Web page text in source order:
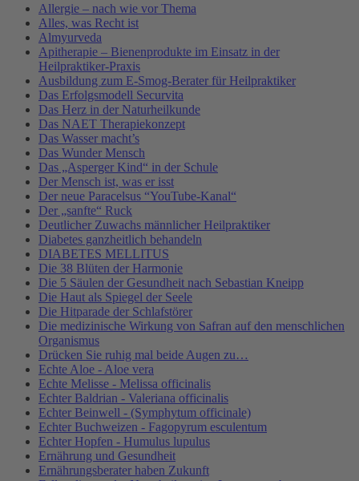
Allergie – nach wie vor Thema
Alles, was Recht ist
Almyurveda
Apitherapie – Bienenprodukte im Einsatz in der
Heilpraktiker-Praxis
Ausbildung zum E-Smog-Berater für Heilpraktiker
Das Erfolgsmodell Securvita
Das Herz in der Naturheilkunde
Das NAET Therapiekonzept
Das Wasser macht’s
Das Wunder Mensch
Das „Asperger Kind“ in der Schule
Der Mensch ist, was er isst
Der neue Paracelsus “YouTube-Kanal“
Der „sanfte“ Ruck
Deutlicher Zuwachs männlicher Heilpraktiker
Diabetes ganzheitlich behandeln
DIABETES MELLITUS
Die 38 Blüten der Harmonie
Die 5 Säulen der Gesundheit nach Sebastian Kneipp
Die Haut als Spiegel der Seele
Die Hitparade der Schlafstörer
Die medizinische Wirkung von Safran auf den menschlichen
Organismus
Drücken Sie ruhig mal beide Augen zu…
Echte Aloe - Aloe vera
Echte Melisse - Melissa officinalis
Echter Baldrian - Valeriana officinalis
Echter Beinwell - (Symphytum officinale)
Echter Buchweizen - Fagopyrum esculentum
Echter Hopfen - Humulus lupulus
Ernährung und Gesundheit
Ernährungsberater haben Zukunft